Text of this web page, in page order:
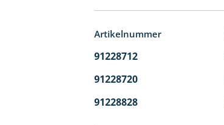
Artikelnummer
91228712
91228720
91228828